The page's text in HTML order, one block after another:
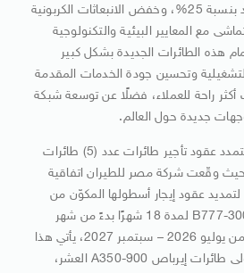
بانخفاض استهلاك الوقود بنسبة 25%، وخفض الانبعاثات الكربونية
مع المعايير البيئية والتكنولوجية
هذه الطائرات الجديدة بشكل كبير
وتحسين جودة الخدمات المقدمة
أكثر راحة للعملاء، فضلًا عن توسعة شبكة
جديدة حول العالم.
كما قامت مصر للطيران بتمدد عقود تأجير طائرات عدد (5) طائرات
من طراز B777-300ER حيث وقّعت شركة مصر للطيران اتفاقية
لتمديد عقود إيجار أسطولها المكوّن من
خمس طائرات بوينغ B777-300ER لمدة 18 شهرًا بدءً من شهر
يوليو 2025، حتى الفترة من يوليو 2026 – سبتمبر 2027، يأتي هذا
القرار نتيجة تأخر تسليم أولى طائرات إيرباص A350-900 العشر،